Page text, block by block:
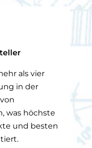
als vier
in der
was höchste
und besten